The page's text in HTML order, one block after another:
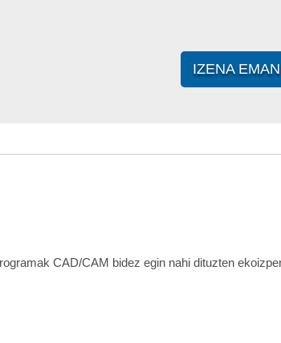
IZENA EMAN
CAD/CAM bidez egin nahi dituzten